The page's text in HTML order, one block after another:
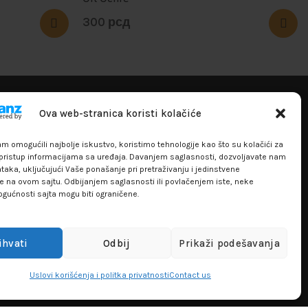
Ova web-stranica koristi kolačiće
omogućili najbolje iskustvo, koristimo tehnologije kao što su kolačići za
informacijama sa uređaja. Davanjem saglasnosti, dozvoljavate nam
uključujući Vaše ponašanje pri pretraživanju i jedinstvene
na ovom sajtu. Odbijanjem saglasnosti ili povlačenjem iste, neke
sajta mogu biti ograničene.
Odbij Prikaži podešavanja
Uslovi korišćenja i politka privatnostiContact us
300 рсд
+381641129145
Adresa: Paunova 24 - TC Banjica
Lokal 102, prvi sprat